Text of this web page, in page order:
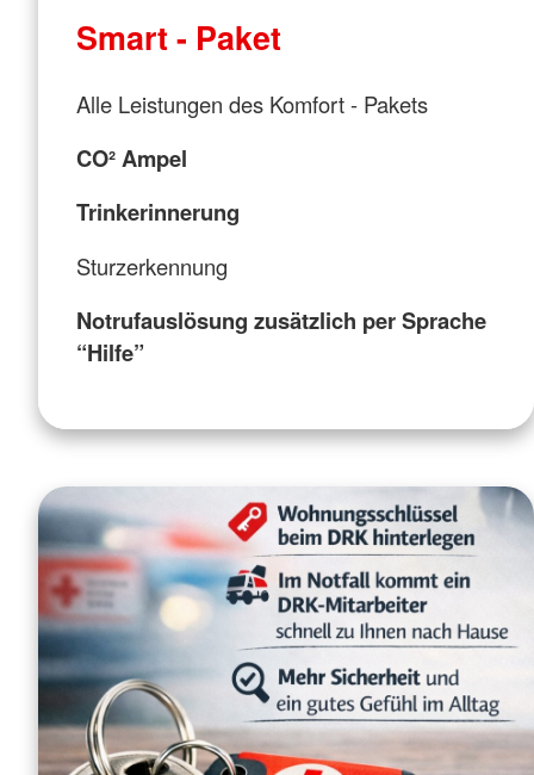
Smart - Paket
Alle Leistungen des Komfort - Pakets
CO² Ampel
Trinkerinnerung
Sturzerkennung
Notrufauslösung zusätzlich per Sprache
“Hilfe”